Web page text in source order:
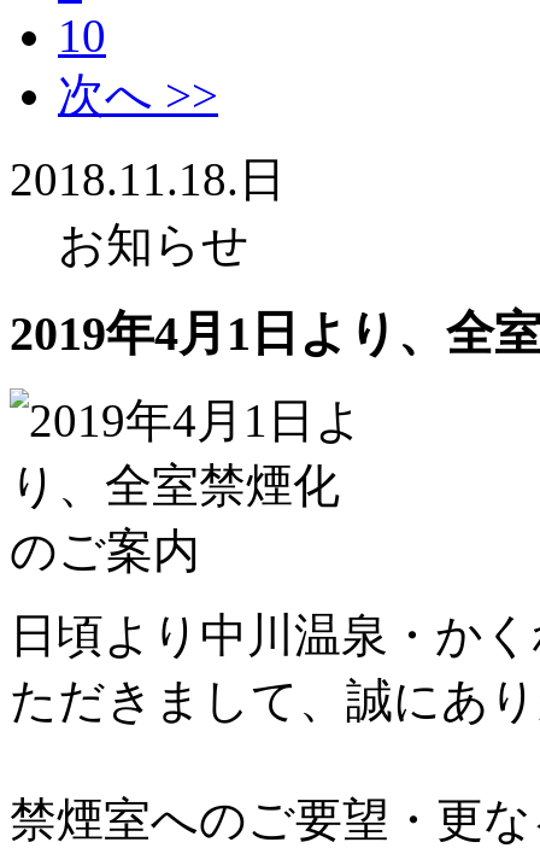
10
次へ >>
2018.11.18.日
お知らせ
2019年4月1日より、全
日頃より中川温泉・か
ただきまして、誠にあ
禁煙室へのご要望・更